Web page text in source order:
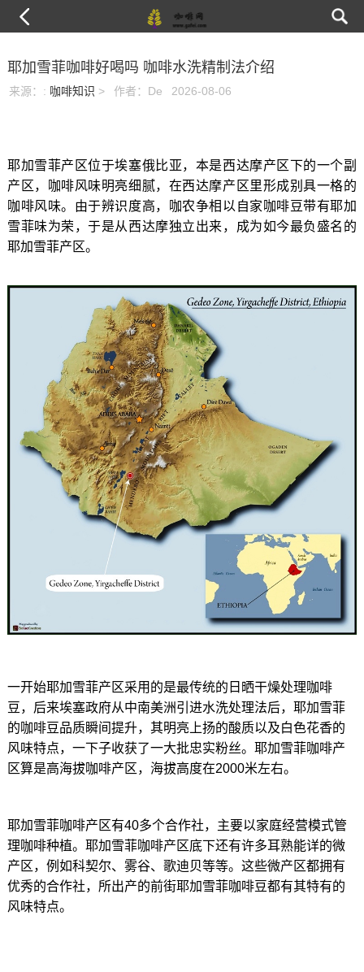
耶加雪菲咖啡好喝吗 咖啡水洗精制法介绍
来源： : 咖啡知识 > 作者：De 2026-08-06
耶加雪菲产区位于埃塞俄比亚，本是西达摩产区下的一个副
产区，咖啡风味明亮细腻，在西达摩产区里形成别具一格的
咖啡风味。由于辨识度高，咖农争相以自家咖啡豆带有耶加
雪菲味为荣，于是从西达摩独立出来，成为如今最负盛名的
耶加雪菲产区。
一开始耶加雪菲产区采用的是最传统的日晒干燥处理咖啡
豆，后来埃塞政府从中南美洲引进水洗处理法后，耶加雪菲
的咖啡豆品质瞬间提升，其明亮上扬的酸质以及白色花香的
风味特点，一下子收获了一大批忠实粉丝。耶加雪菲咖啡产
区算是高海拔咖啡产区，海拔高度在2000米左右。
耶加雪菲咖啡产区有40多个合作社，主要以家庭经营模式管
理咖啡种植。耶加雪菲咖啡产区底下还有许多耳熟能详的微
产区，例如科契尔、雾谷、歌迪贝等等。这些微产区都拥有
优秀的合作社，所出产的前街耶加雪菲咖啡豆都有其特有的
风味特点。